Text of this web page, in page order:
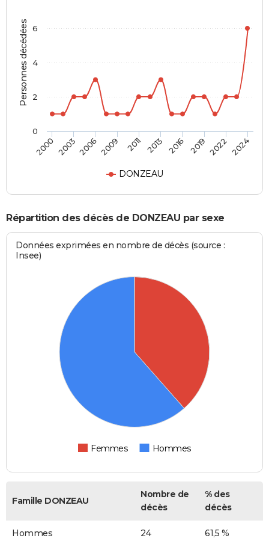
Personnes décédées
DONZEAU
2000 200320062009 2011 2013 2016 2019 2022 2024
0
2
4
6
Répartition des décès de DONZEAU par sexe
Données exprimées en nombre de décès (source :
Insee)
Femmes Hommes
Famille DONZEAU
Nombre de
décès
% des
décès
Hommes 24 61,5 %